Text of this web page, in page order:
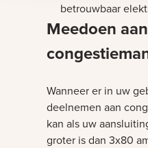
betrouwbaar
Meedoen aan
Wanneer er in uw
deelnemen aan
kan als uw
groter is dan 3x80